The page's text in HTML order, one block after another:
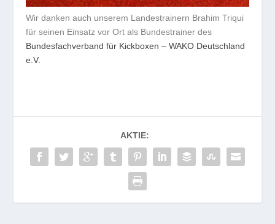
Wir danken auch unserem Landestrainern Brahim Triqui
für seinen Einsatz vor Ort als Bundestrainer des
Bundesfachverband für Kickboxen – WAKO Deutschland
e.V.
AKTIE: